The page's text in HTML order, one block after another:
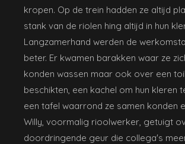
kropen. Op de trein hadden ze altijd
stank van de riolen hing altijd in hun
Langzamerhand werden de
beter. Er kwamen barakken waar ze
konden wassen maar ook over een
beschikten, een kachel om hun kleren
een tafel waarrond ze samen konden
Willy, voormalig rioolwerker, getuigt
doordringende geur die collega's